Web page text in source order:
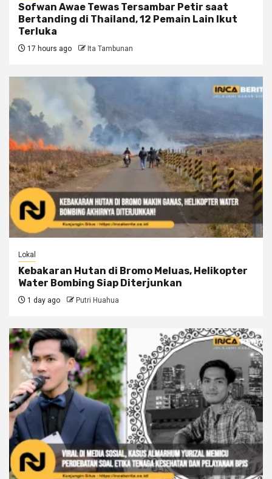
Sofwan Awae Tewas Tersambar Petir saat
Bertanding di Thailand, 12 Pemain Lain Ikut
Terluka
17 hours ago Ita Tambunan
Lokal
Kebakaran Hutan di Bromo Meluas, Helikopter
Water Bombing Siap Diterjunkan
1 day ago Putri Huahua